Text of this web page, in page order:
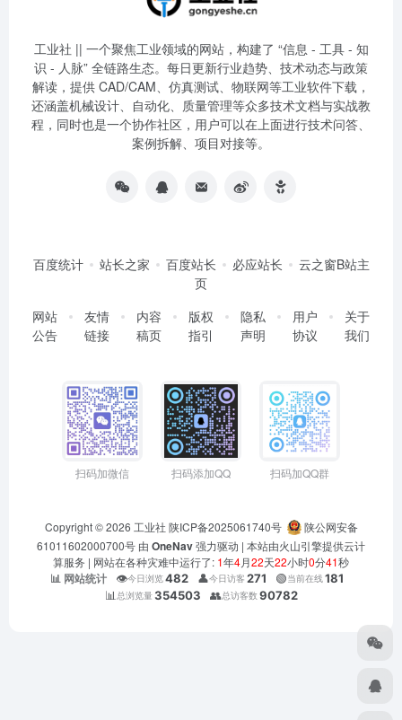
工业社 || 一个聚焦工业领域的网站，构建了 “信息 - 工具 - 知
识 - 人脉” 全链路生态。每日更新行业趋势、技术动态与政策
解读，提供 CAD/CAM、仿真测试、物联网等工业软件下载，
还涵盖机械设计、自动化、质量管理等众多技术文档与实战教
程，同时也是一个协作社区，用户可以在上面进行技术问答、
案例拆解、项目对接等。
百度统计 站长之家 百度站长 必应站长
云之窗B站主
页
网站
公告
友情
链接
内容
稿页
版权
指引
隐私
声明
用户
协议
关于
我们
扫码加微信 扫码添加QQ 扫码加QQ群
Copyright © 2026 工业社 陕ICP备2025061740号
陕公网安备
61011602000700号 由 OneNav强力驱动 | 本站由火山引擎提供云计
算服务 | 网站在各种灾难中运行了: 1年4月22天22小时0分42秒
📊 网站统计 👁️今日浏览 482 👤今日访客 271 🟢当前在线 181
📊 总浏览量 354503 👥总访客数 90782